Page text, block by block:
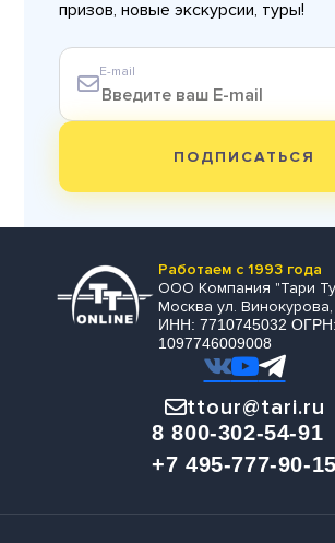
призов, новые экскурсии, туры!
E-mail
ПОДПИСАТЬСЯ
Работаем с 1993 года
ООО Компания "Тари
Москва ул. Винокурова,
ИНН: 7710745032 ОГРН:
1097746009008
ttour@tari.ru
8 800-302-54-91
+7 495-777-90-15